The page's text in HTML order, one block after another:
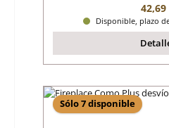
42,69
Disponible, plazo
Sólo 7 disponible